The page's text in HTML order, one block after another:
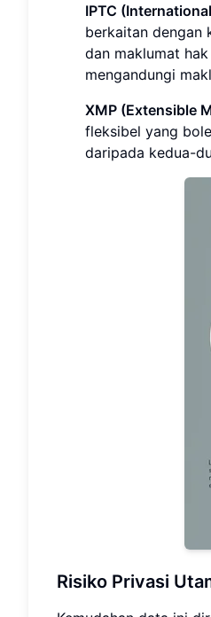
IPTC
berkaitan dengan
dan maklumat
mengandungi
XMP (Extensible
fleksibel yang
daripada kedua-
Risiko Privasi